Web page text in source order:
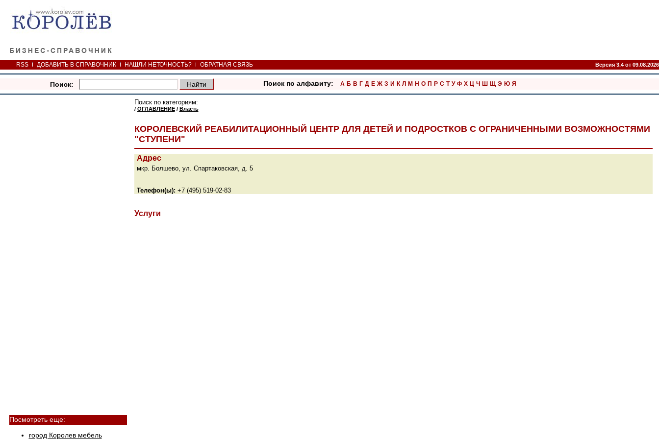
RSS ДОБАВИТЬ В СПРАВОЧНИК НАШЛИ НЕТОЧНОСТЬ? ОБРАТНАЯ СВЯЗЬ Версия 3.4 от 09.08.2026
Поиск: Поиск по алфавиту: А Б В Г Д Е Ж З И К Л М Н О П Р С Т У Ф Х Ц Ч Ш Щ Э Ю Я
Посмотреть еще:
город Королев мебель
Поиск по категориям:
/ ОГЛАВЛЕНИЕ/ Власть
КОРОЛЕВСКИЙ РЕАБИЛИТАЦИОННЫЙ ЦЕНТР ДЛЯ ДЕТЕЙ И ПОДРОСТКОВ С ОГРАНИЧЕННЫМИ ВОЗМОЖНОСТЯМИ
"СТУПЕНИ"
Адрес
мкр. Болшево, ул. Спартаковская, д. 5
Телефон(ы): +7 (495) 519-02-83
Услуги